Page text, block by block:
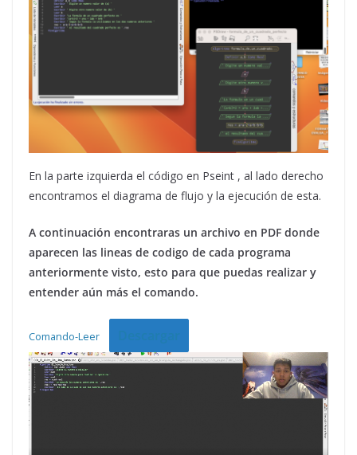
En la parte izquierda el código en Pseint , al lado derecho
encontramos el diagrama de flujo y la ejecución de esta.
A continuación encontraras un archivo en PDF donde
aparecen las lineas de codigo de cada programa
anteriormente visto, esto para que puedas realizar y
entender aún más el comando.
Comando-Leer